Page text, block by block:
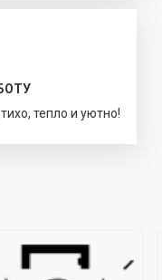
тепло и уютно!